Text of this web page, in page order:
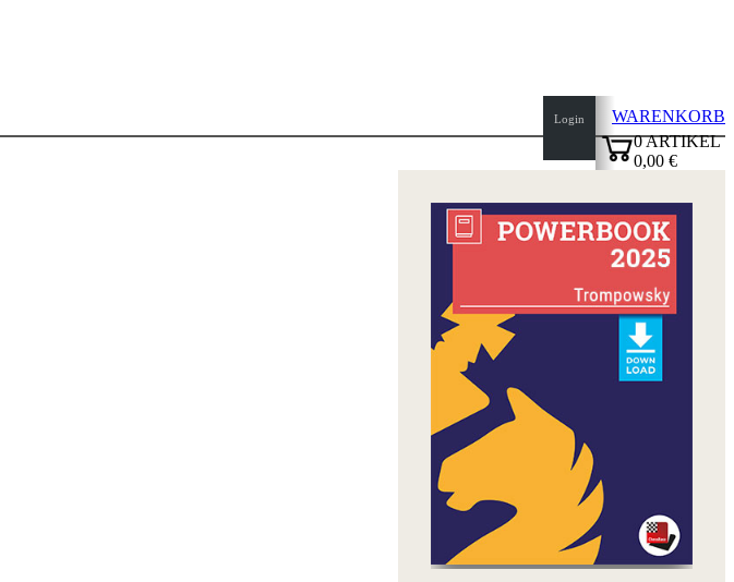
Login
WARENKORB
0ARTIKEL
0,00 €
Seitenanfang
Neuheiten
Autoren
Eröffnungen
Impressum
AGB
FAQ
Lizenzen
Barrierefreiheit
Cookies
Management
Compliance
Chessbase
Accounts